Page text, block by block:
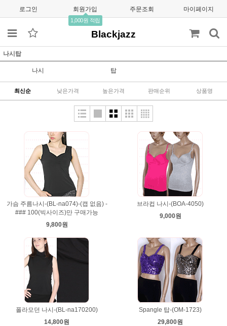
로그인 회원가입
1,000원 적립
주문조회 마이페이지
Blackjazz
나시탑
나시 탑
최신순 낮은가격 높은가격 판매순위 상품명
가슴 주름나시-(BL-na074)-(캡 없음) -
### 100(빅사이즈)만 구매가능
9,800원
브라컵 나시-(BOA-4050)
9,000원
폴라모던 나시-(BL-na170200)
14,800원
Spangle 탑-(OM-1723)
29,800원